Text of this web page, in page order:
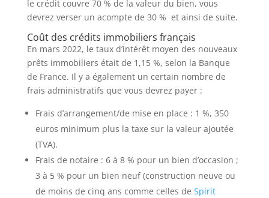
le crédit couvre 70 % de la valeur du bien, vous
devrez verser un acompte de 30 % et ainsi de suite.
Coût des crédits immobiliers français
En mars 2022, le taux d’intérêt moyen des nouveaux
prêts immobiliers était de 1,15 %, selon la Banque
de France. Il y a également un certain nombre de
frais administratifs que vous devrez payer :
Frais d’arrangement/de mise en place : 1 %, 350
euros minimum plus la taxe sur la valeur ajoutée
(TVA).
Frais de notaire : 6 à 8 % pour un bien d’occasion ;
3 à 5 % pour un bien neuf (construction neuve ou
de moins de cinq ans comme celles de Spirit